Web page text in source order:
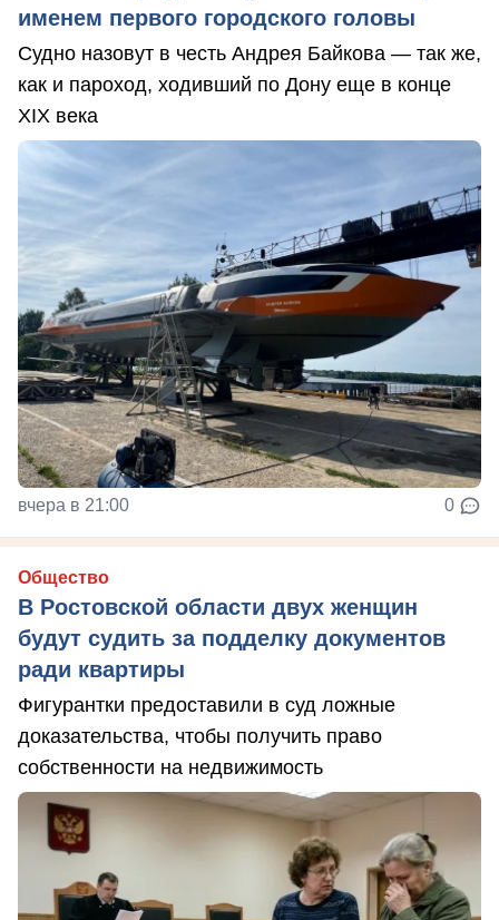
именем первого городского головы
Судно назовут в честь Андрея Байкова — так же,
как и пароход, ходивший по Дону еще в конце
XIX века
вчера в 21:00 0
Общество
В Ростовской области двух женщин
будут судить за подделку документов
ради квартиры
Фигурантки предоставили в суд ложные
доказательства, чтобы получить право
собственности на недвижимость